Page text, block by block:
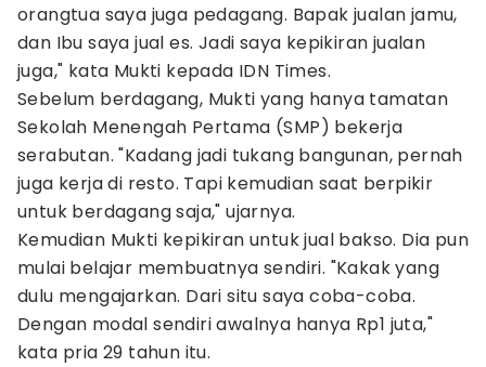
orangtua saya juga pedagang. Bapak jualan jamu,
dan Ibu saya jual es. Jadi saya kepikiran jualan
juga," kata Mukti kepada IDN Times.
Sebelum berdagang, Mukti yang hanya tamatan
Sekolah Menengah Pertama (SMP) bekerja
serabutan. "Kadang jadi tukang bangunan, pernah
juga kerja di resto. Tapi kemudian saat berpikir
untuk berdagang saja," ujarnya.
Kemudian Mukti kepikiran untuk jual bakso. Dia pun
mulai belajar membuatnya sendiri. "Kakak yang
dulu mengajarkan. Dari situ saya coba-coba.
Dengan modal sendiri awalnya hanya Rp1 juta,"
kata pria 29 tahun itu.